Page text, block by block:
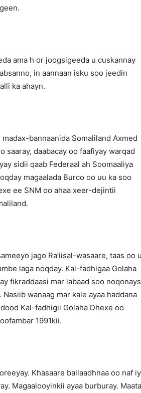
ama h or joogsigeeda u cuskannay
in aannaan isku soo jeedin
ka ahayn.
bannaanida Somaliland Axmed
saaray, daabacay oo faafiyay warqad
sidii qaab Federaal ah Soomaaliya
magaalada Burco oo uu ka soo
ee SNM oo ahaa xeer-dejintii
jago Ra’iisal-wasaare, taas oo
laga noqday. Kal-fadhigaa Golaha
fikraddaasi mar labaad soo
wanaag mar kale ayaa haddana
Kal-fadhigii Golaha Dhexe oo
1991kii.
Khasaare ballaadhnaa oo naf
Magaalooyinkii ayaa burburay.